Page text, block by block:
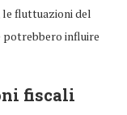
le fluttuazioni del
potrebbero influire
fiscali